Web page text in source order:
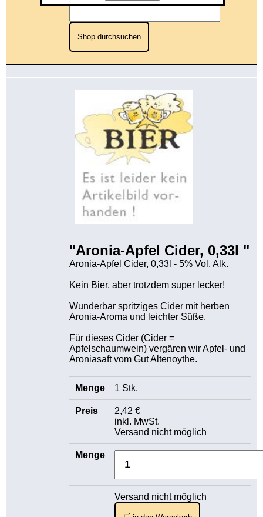
Shop durchsuchen
"Aronia-Apfel Cider, 0,33l "
Aronia-Apfel Cider, 0,33l - 5% Vol. Alk.
Kein Bier, aber trotzdem super lecker!
Wunderbar spritziges Cider mit herben
Aronia-Aroma und leichter Süße.
Für dieses Cider (Cider =
Apfelschaumwein) vergären wir Apfel- und
Aroniasaft vom Gut Altenoythe.
1 Stk.
2,42 €
inkl. MwSt.
Versand nicht möglich
Versand nicht möglich